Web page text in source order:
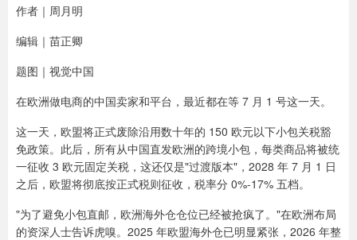
作者｜周月明
编辑｜苗正卿
题图｜视觉中国
在欧洲做电商的中国卖家和平台，最近都在等 7 月 1 号这一天。
这一天，欧盟将正式废除沿用数十年的 150 欧元以下小包关税豁
免政策。此后，所有从中国直发欧洲的跨境小包，每类商品将被统
一征收 3 欧元固定关税，这还仅是"过渡版本"，2028 年 7 月 1 日
之后，欧盟将彻底按正式税则征收，税率分 0%-17% 五档。
"为了避免小包直邮，欧洲海外仓仓位已经被抢疯了。"在欧洲布局
的资深人士告诉虎嗅。2025 年欧盟海外仓已明显紧张，2026 年整